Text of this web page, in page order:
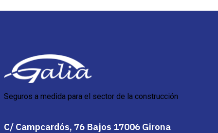
Seguros a medida para el sector de la construcción
C/ Campcardós, 76 Bajos 17006 Girona